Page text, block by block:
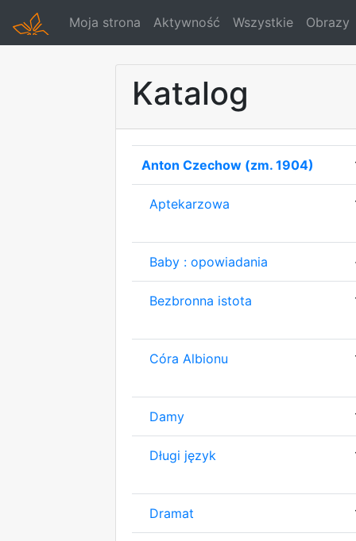
Moja strona Aktywność Wszystkie Obrazy
Katalog
Anton Czechow (zm. 1904)
Aptekarzowa
Baby : opowiadania
Bezbronna istota
Córa Albionu
Damy
Długi język
Dramat